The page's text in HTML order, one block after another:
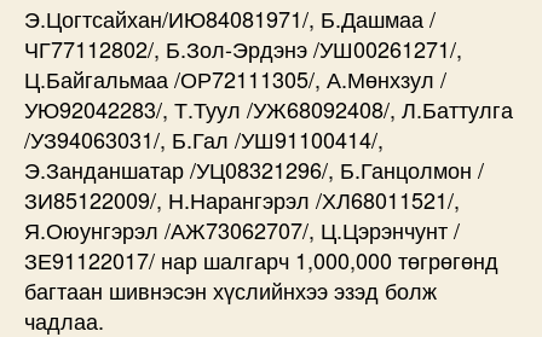
Э.Цогтсайхан/ИЮ84081971/, Б.Дашмаа /
ЧГ77112802/, Б.Зол-Эрдэнэ /УШ00261271/,
Ц.Байгальмаа /ОР72111305/, А.Мөнхзул /
УЮ92042283/, Т.Туул /УЖ68092408/, Л.Баттулга
/УЗ94063031/, Б.Гал /УШ91100414/,
Э.Занданшатар /УЦ08321296/, Б.Ганцолмон /
ЗИ85122009/, Н.Нарангэрэл /ХЛ68011521/,
Я.Оюунгэрэл /АЖ73062707/, Ц.Цэрэнчунт /
ЗЕ91122017/ нар шалгарч 1,000,000 төгрөгөнд
багтаан шивнэсэн хүслийнхээ эзэд болж
чадлаа.